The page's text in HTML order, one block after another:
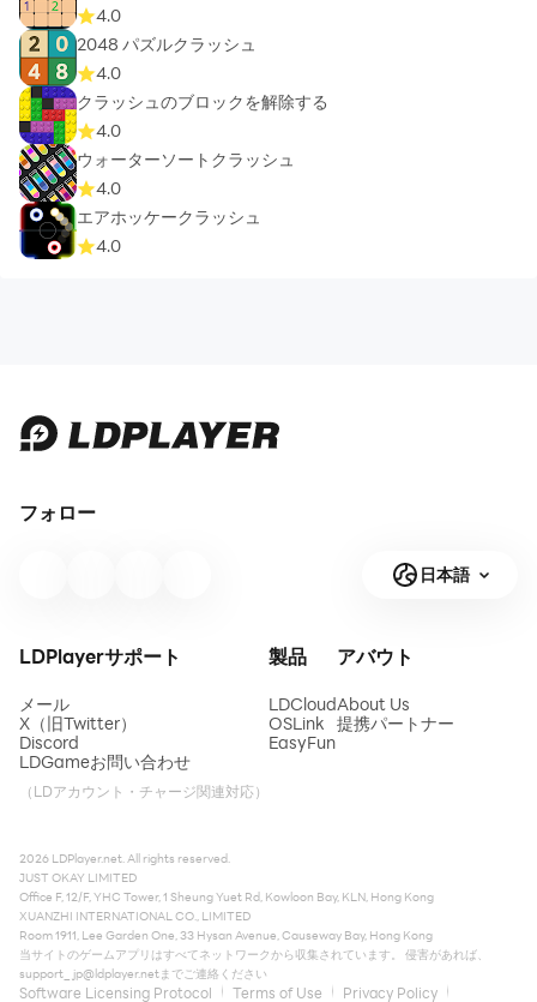
4.0
2048 パズルクラッシュ
4.0
クラッシュのブロックを解除する
4.0
ウォーターソートクラッシュ
4.0
エアホッケークラッシュ
4.0
フォロー
日本語
LDPlayerサポート
メール
X（旧Twitter）
Discord
LDGameお問い合わせ
（LDアカウント・チャージ関連対応）
製品
LDCloud
OSLink
EasyFun
アバウト
About Us
提携パートナー
2026 LDPlayer.net. All rights reserved.
JUST OKAY LIMITED
Office F, 12/F, YHC Tower, 1 Sheung Yuet Rd, Kowloon Bay, KLN, Hong Kong
XUANZHI INTERNATIONAL CO., LIMITED
Room 1911, Lee Garden One, 33 Hysan Avenue, Causeway Bay, Hong Kong
当サイトのゲームアプリはすべてネットワークから収集されています。 侵害があれば、
support_jp@ldplayer.netまでご連絡ください
Software Licensing Protocol Terms of Use Privacy Policy